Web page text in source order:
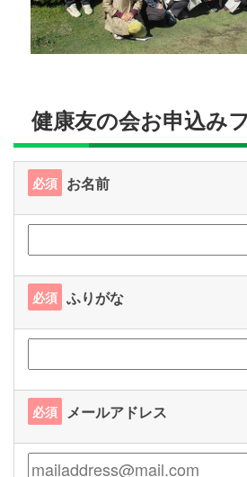
健康友の会お申込み
必須 お名前
必須 ふりがな
必須 メールアドレス